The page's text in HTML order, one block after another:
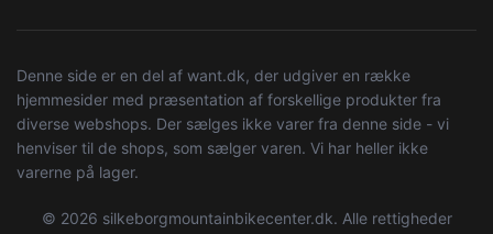
Denne side er en del af want.dk, der udgiver en række
hjemmesider med præsentation af forskellige produkter fra
diverse webshops. Der sælges ikke varer fra denne side - vi
henviser til de shops, som sælger varen. Vi har heller ikke
varerne på lager.
© 2026 silkeborgmountainbikecenter.dk. Alle rettigheder